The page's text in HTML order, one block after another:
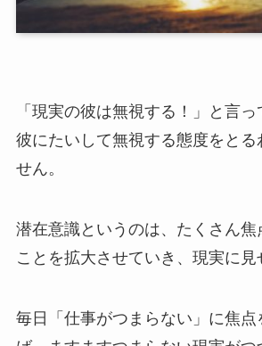
「現実の彼は無視する！」と言
彼にたいして無視する態度をとる
せん。
潜在意識というのは、たくさん焦
ことを拡大させていき、現実に見
毎日「仕事がつまらない」に焦点